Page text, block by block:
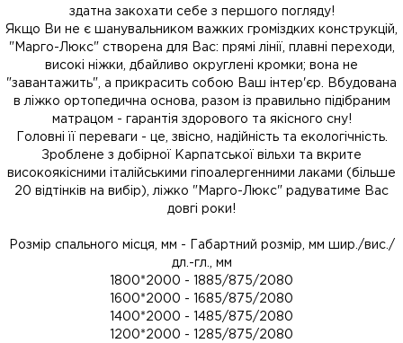
здатна закохати себе з першого погляду!
Якщо Ви не є шанувальником важких громіздких конструкцій,
"Марго-Люкс" створена для Вас: прямі лінії, плавні переходи,
високі ніжки, дбайливо округлені кромки; вона не
"завантажить", а прикрасить собою Ваш інтер'єр. Вбудована
в ліжко ортопедична основа, разом із правильно підібраним
матрацом - гарантія здорового та якісного сну!
Головні її переваги - це, звісно, ​​надійність та екологічність.
Зроблене з добірної Карпатської вільхи та вкрите
високоякісними італійськими гіпоалергенними лаками (більше
20 відтінків на вибір), ліжко "Марго-Люкс" радуватиме Вас
довгі роки!
Розмір спального місця, мм - Габартний розмір, мм шир./вис./
дл.-гл., мм
1800*2000 - 1885/875/2080
1600*2000 - 1685/875/2080
1400*2000 - 1485/875/2080
1200*2000 - 1285/875/2080